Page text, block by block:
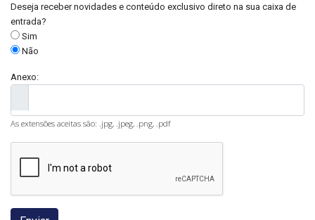
Deseja receber novidades e conteúdo exclusivo direto na sua caixa de
entrada?
Sim
Não
Anexo:
As extensões aceitas são: .jpg, .jpeg, .png, .pdf